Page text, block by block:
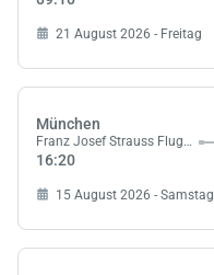
21 August 2026 - Freitag
München
Franz Josef Strauss Flughafen
16:20
15 August 2026 - Samstag